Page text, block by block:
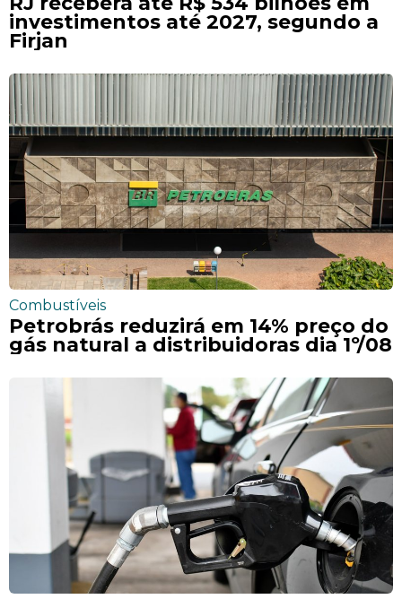
investimentos até 2027, segundo a
Firjan
Combustíveis
Petrobrás reduzirá em 14% preço do
gás natural a distribuidoras dia 1º/08